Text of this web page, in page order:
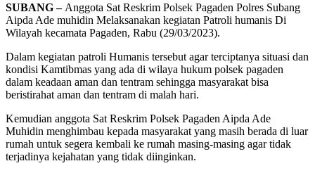
SUBANG – Anggota Sat Reskrim Polsek Pagaden Polres Subang
Aipda Ade muhidin Melaksanakan kegiatan Patroli humanis Di
Wilayah kecamata Pagaden, Rabu (29/03/2023).
Dalam kegiatan patroli Humanis tersebut agar terciptanya situasi dan
kondisi Kamtibmas yang ada di wilaya hukum polsek pagaden
dalam keadaan aman dan tentram sehingga masyarakat bisa
beristirahat aman dan tentram di malah hari.
Kemudian anggota Sat Reskrim Polsek Pagaden Aipda Ade
Muhidin menghimbau kepada masyarakat yang masih berada di luar
rumah untuk segera kembali ke rumah masing-masing agar tidak
terjadinya kejahatan yang tidak diinginkan.